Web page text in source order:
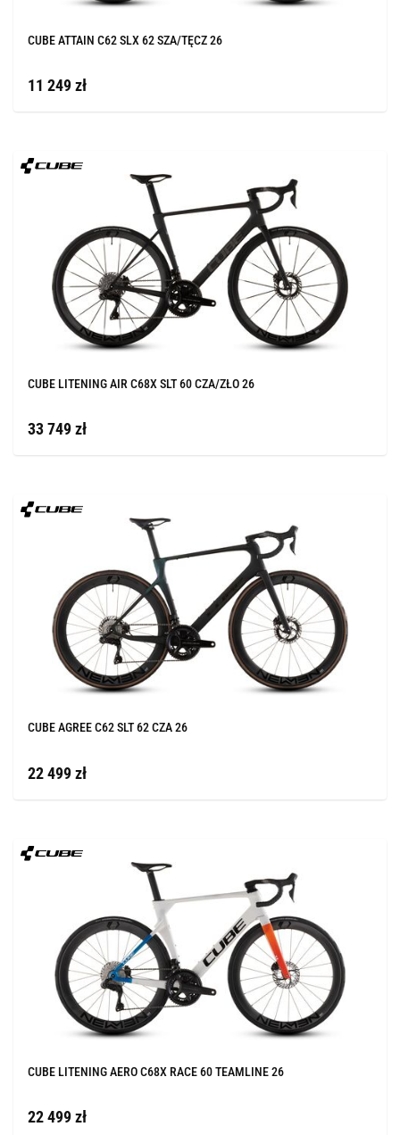
CUBE ATTAIN C62 SLX 62 SZA/TĘCZ 26
11 249 zł
CUBE LITENING AIR C68X SLT 60 CZA/ZŁO 26
33 749 zł
CUBE AGREE C62 SLT 62 CZA 26
22 499 zł
CUBE LITENING AERO C68X RACE 60 TEAMLINE 26
22 499 zł